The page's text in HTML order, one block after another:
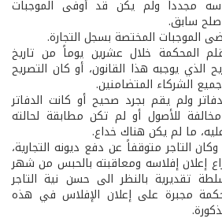
مجدداً ولم يكن قد أوفى الموجبات
سابق.
الموجبات المختصة بسجل التجارة.
المحكمة خلال عشرين يوماً من تاريخ
الذي يوجبه هذا القانون، أو كان التصريح
الشركاء المتضامنين.
ولم يقم بجرد صحيح أو كانت الدفاتر
للأصول أو لم تكن مطابقة لحالته
ما لم يكن هناك خداع.
التاجر متوقفاً عن دفع ديونه التجارية،
إعلان إفلاسه ومعاقبته بالحبس من شهر
تقديرية بالنظر الى حسن نية التاجر
مجبرة على إعلان الإفلاس في هذه